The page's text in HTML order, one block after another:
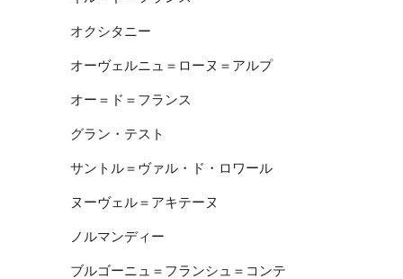
オクシタニー
オーヴェルニュ＝ローヌ＝アルプ
オー＝ド＝フランス
グラン・テスト
サントル＝ヴァル・ド・ロワール
ヌーヴェル＝アキテーヌ
ノルマンディー
ブルゴーニュ＝フランシュ＝コンテ